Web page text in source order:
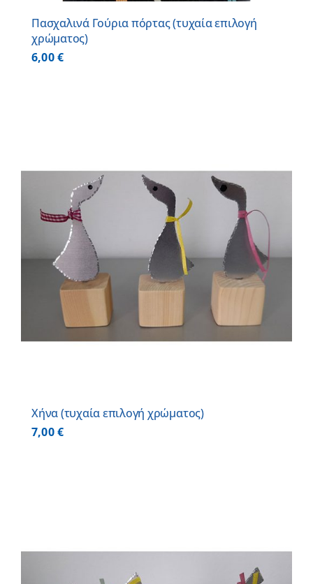
Πασχαλινά Γούρια πόρτας (τυχαία επιλογή
χρώματος)
6,00€
Χήνα (τυχαία επιλογή χρώματος)
7,00€